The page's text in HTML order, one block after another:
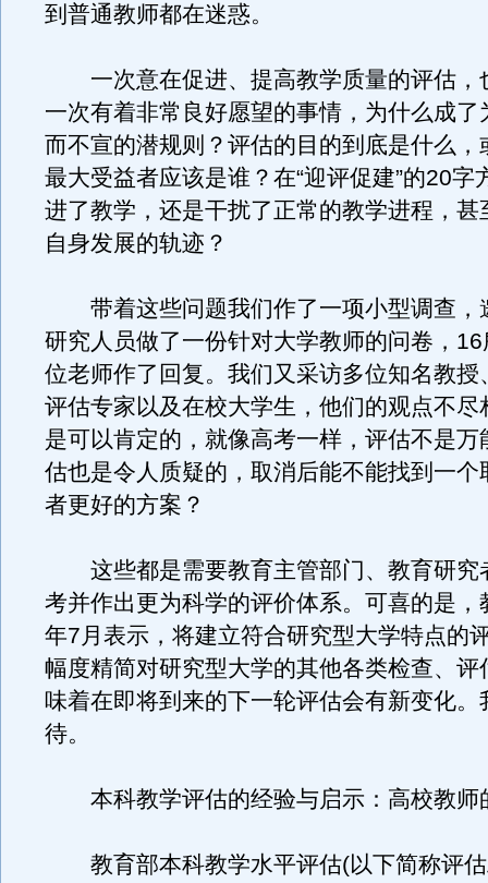
到普通教师都在迷惑。
一次意在促进、提高教学质量的评估，
一次有着非常良好愿望的事情，为什么成了
而不宣的潜规则？评估的目的到底是什么，
最大受益者应该是谁？在“迎评促建”的20字
进了教学，还是干扰了正常的教学进程，甚
自身发展的轨迹？
带着这些问题我们作了一项小型调查，
研究人员做了一份针对大学教师的问卷，
位老师作了回复。我们又采访多位知名教授
评估专家以及在校大学生，他们的观点不尽
是可以肯定的，就像高考一样，评估不是万
估也是令人质疑的，取消后能不能找到一个
者更好的方案？
这些都是需要教育主管部门、教育研究
考并作出更为科学的评价体系。可喜的是
年7月表示，将建立符合研究型大学特点的
幅度精简对研究型大学的其他各类检查、评
味着在即将到来的下一轮评估会有新变化。
待。
本科教学评估的经验与启示：高校教师
教育部本科教学水平评估(以下简称评估